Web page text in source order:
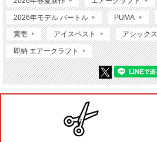
2026年モデル バートル PUMA
寅壱 アイスベスト アシックス
即納 エアークラフト